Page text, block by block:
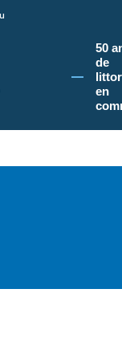
du littoral, vous
50
de
en